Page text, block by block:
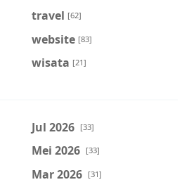
travel [62]
website [83]
wisata [21]
Jul 2026 [33]
Mei 2026 [33]
Mar 2026 [31]